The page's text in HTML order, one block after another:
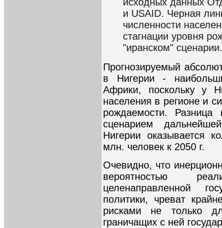
исходных данных
и USAID. Черная
численности
стагнации уровня
"иранском" сценарии.
Прогнозируемый
в Нигерии -
Африки, поскольку у
населения в регионе и
рождаемости.
сценарием
Нигерии оказывается
млн. человек к 2050 г.
Очевидно, что
вероятностью
целенаправленной
политики, чреват
рисками не только
граничащих с ней